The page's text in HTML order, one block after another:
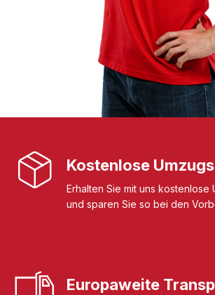
Kostenlose
Erhalten Sie mit uns kostenlose
und sparen Sie so bei den
Europaweite